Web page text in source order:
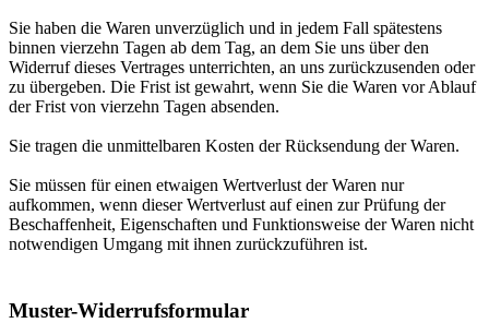
Sie haben die Waren unverzüglich und in jedem Fall spätestens
binnen vierzehn Tagen ab dem Tag, an dem Sie uns über den
Widerruf dieses Vertrages unterrichten, an uns zurückzusenden oder
zu übergeben. Die Frist ist gewahrt, wenn Sie die Waren vor Ablauf
der Frist von vierzehn Tagen absenden.
Sie tragen die unmittelbaren Kosten der Rücksendung der Waren.
Sie müssen für einen etwaigen Wertverlust der Waren nur
aufkommen, wenn dieser Wertverlust auf einen zur Prüfung der
Beschaffenheit, Eigenschaften und Funktionsweise der Waren nicht
notwendigen Umgang mit ihnen zurückzuführen ist.
Muster-Widerrufsformular